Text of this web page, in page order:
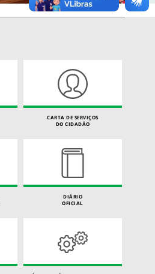
CARTA DE SERVIÇOS
DO CIDADÃO
DIÁRIO
OFICIAL